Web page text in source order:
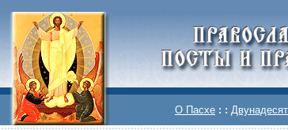
О Пасхе : :